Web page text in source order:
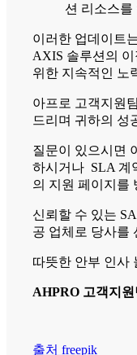
션 리소스를
이러한 업데이트
AXIS 솔루션의 이
위한 지속적인 노
아프로 고객지원
드리며 귀하의 성
질문이 있으시면
하시거나 SLA 계
의 지원 페이지를
신뢰할 수 있는
공 업체로 당사를
따뜻한 안부 인사
AHPRO 고객지원
출처 freepik